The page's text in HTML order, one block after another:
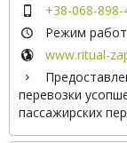
+38-068-898-
Режим
www.ritual-
перевозки
пассажирских